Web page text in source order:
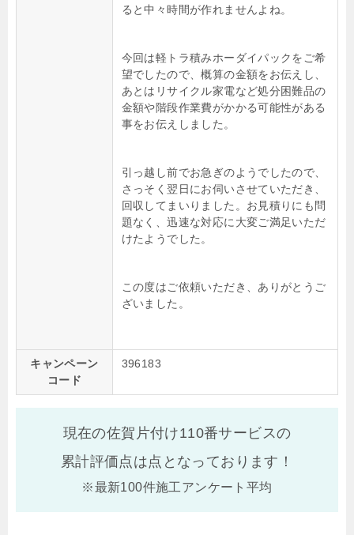
ると中々時間が作れませんよね。
今回は軽トラ積みホーダイパックをご希
望でしたので、概算の金額をお伝えし、
あとはリサイクル家電など処分困難品の
金額や階段作業費がかかる可能性がある
事をお伝えしました。
引っ越し前でお急ぎのようでしたので、
さっそく翌日にお伺いさせていただき、
回収してまいりました。お見積りにも問
題なく、迅速な対応に大変ご満足いただ
けたようでした。
この度はご依頼いただき、ありがとうご
ざいました。
キャンペーン
コード
396183
現在の佐賀片付け110番サービスの
累計評価点は点となっております！
※最新100件施工アンケート平均